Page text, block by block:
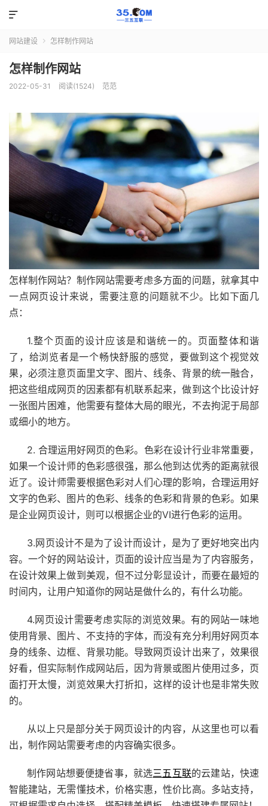

网站建设  怎样制作网站
怎样制作网站
2022-05-31 阅读(1524) 范范
怎样制作网站？制作网站需要考虑多方面的问题，就拿其中
一点网页设计来说，需要注意的问题就不少。比如下面几
点：
1.整个页面的设计应该是和谐统一的。页面整体和谐
了，给浏览者是一个畅快舒服的感觉，要做到这个视觉效
果，必须注意页面里文字、图片、线条、背景的统一融合，
把这些组成网页的因素都有机联系起来，做到这个比设计好
一张图片困难，他需要有整体大局的眼光，不去拘泥于局部
或细小的地方。
2. 合理运用好网页的色彩。色彩在设计行业非常重要，
如果一个设计师的色彩感很强，那么他到达优秀的距离就很
近了。设计师需要根据色彩对人们心理的影响，合理运用好
文字的色彩、图片的色彩、线条的色彩和背景的色彩。如果
是企业网页设计，则可以根据企业的VI进行色彩的运用。
3.网页设计不是为了设计而设计，是为了更好地突出内
容。一个好的网站设计，页面的设计应当是为了内容服务，
在设计效果上做到美观，但不过分彰显设计，而要在最短的
时间内，让用户知道你的网站是做什么的，有什么功能。
4.网页设计需要考虑实际的浏览效果。有的网站一味地
使用背景、图片、不支持的字体，而没有充分利用好网页本
身的线条、边框、背景功能。导致网页设计出来了，效果很
好看，但实际制作成网站后，因为背景或图片使用过多，页
面打开太慢，浏览效果大打折扣，这样的设计也是非常失败
的。
从以上只是部分关于网页设计的内容，从这里也可以看
出，制作网站需要考虑的内容确实很多。
制作网站想要便捷省事，就选三五互联的云建站，快速
智能建站，无需懂技术，价格实惠，性价比高。多站支持，